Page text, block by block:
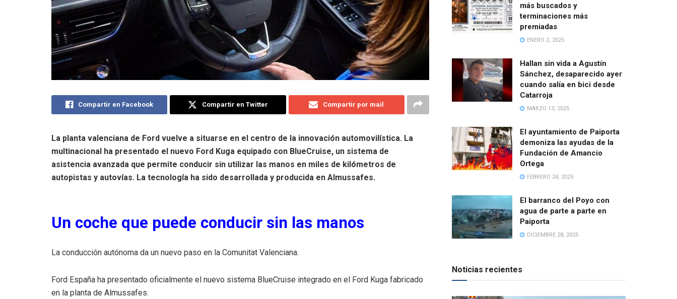
Compartir en Facebook Compartir en Twitter Compartir por mail
La planta valenciana de Ford vuelve a situarse en el centro de la innovación automovilística. La
multinacional ha presentado el nuevo Ford Kuga equipado con BlueCruise, un sistema de
asistencia avanzada que permite conducir sin utilizar las manos en miles de kilómetros de
autopistas y autovías. La tecnología ha sido desarrollada y producida en Almussafes.
Un coche que puede conducir sin las manos
La conducción autónoma da un nuevo paso en la Comunitat Valenciana.
Ford España ha presentado oficialmente el nuevo sistema BlueCruise integrado en el Ford Kuga fabricado
en la planta de Almussafes.
más buscados y
terminaciones más
premiadas
ENERO 2, 2025
Hallan sin vida a Agustín
Sánchez, desaparecido ayer
cuando salía en bici desde
Catarroja
MARZO 13, 2025
El ayuntamiento de Paiporta
demoniza las ayudas de la
Fundación de Amancio
Ortega
FEBRERO 24, 2025
El barranco del Poyo con
agua de parte a parte en
Paiporta
DICIEMBRE 28, 2025
Noticias recientes